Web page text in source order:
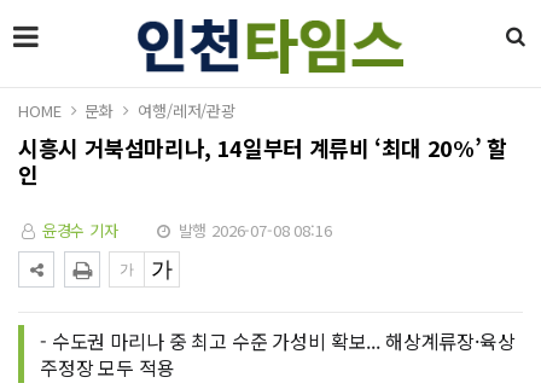
HOME 문화 여행/레저/관광
시흥시 거북섬마리나, 14일부터 계류비 ‘최대 20%’ 할
인
윤경수 기자 발행 2026-07-08 08:16
- 수도권 마리나 중 최고 수준 가성비 확보... 해상계류장·육상
주정장 모두 적용